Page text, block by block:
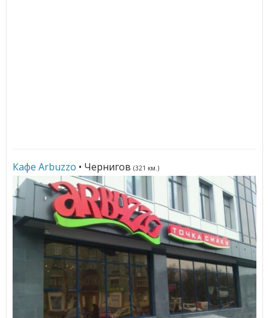
Кафе Arbuzzo • Чернигов (321 км.)